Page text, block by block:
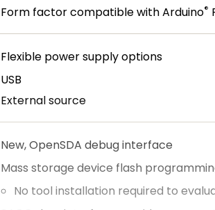
Form factor compatible with Arduino®
Flexible power supply options
USB
External source
New, OpenSDA debug interface
Mass storage device flash
No tool installation required to